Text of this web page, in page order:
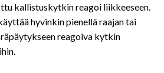
kallistuskytkin reagoi liikkeeseen.
hyvinkin pienellä raajan tai
reagoiva kytkin